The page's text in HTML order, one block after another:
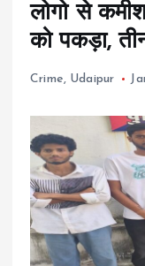
लोगो से
को पकड़ा,
Crime, Udaipur